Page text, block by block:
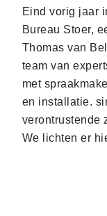
Eind vorig jaar
Bureau Stoer,
Thomas van
team van
met
en installatie.
verontrustende
We lichten er